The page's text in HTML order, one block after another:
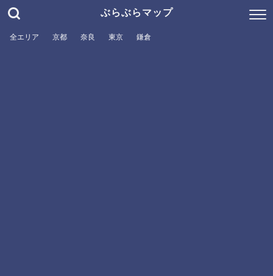
ぶらぶらマップ
全エリア 京都 奈良 東京 鎌倉